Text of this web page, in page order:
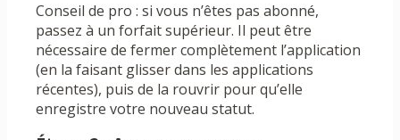
Conseil de pro : si vous n’êtes pas abonné,
passez à un forfait supérieur. Il peut être
nécessaire de fermer complètement l’application
(en la faisant glisser dans les applications
récentes), puis de la rouvrir pour qu’elle
enregistre votre nouveau statut.